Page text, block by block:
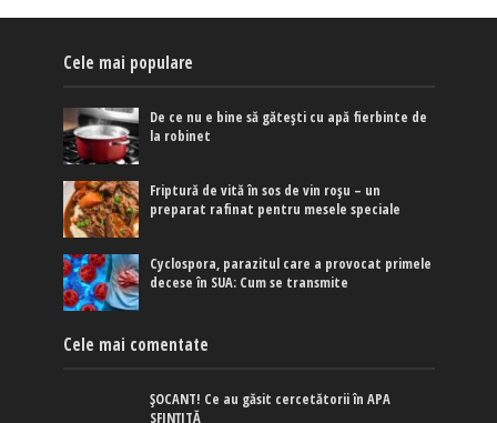
Cele mai populare
De ce nu e bine să gătești cu apă fierbinte de
la robinet
Friptură de vită în sos de vin roșu – un
preparat rafinat pentru mesele speciale
Cyclospora, parazitul care a provocat primele
decese în SUA: Cum se transmite
Cele mai comentate
ȘOCANT! Ce au găsit cercetătorii în APA
SFINȚITĂ